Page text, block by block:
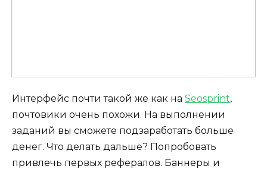
Интерфейс почти такой же как на Seosprint,
почтовики очень похожи. На выполнении
заданий вы сможете подзаработать больше
денег. Что делать дальше? Попробовать
привлечь первых рефералов. Баннеры и